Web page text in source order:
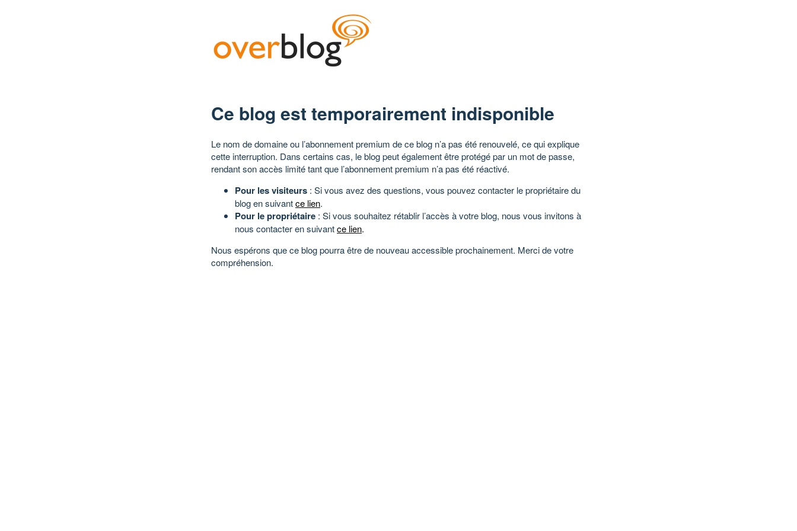
Ce blog est temporairement indisponible
Le nom de domaine ou l’abonnement premium de ce blog n’a pas été renouvelé, ce qui explique
cette interruption. Dans certains cas, le blog peut également être protégé par un mot de passe,
rendant son accès limité tant que l’abonnement premium n’a pas été réactivé.
Pour les visiteurs : Si vous avez des questions, vous pouvez contacter le propriétaire du
blog en suivantce lien.
Pour le propriétaire : Si vous souhaitez rétablir l’accès à votre blog, nous vous invitons à
nous contacter en suivantce lien.
Nous espérons que ce blog pourra être de nouveau accessible prochainement. Merci de votre
compréhension.